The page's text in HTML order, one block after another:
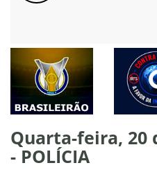
Quarta-feira, 20
- POLÍCIA